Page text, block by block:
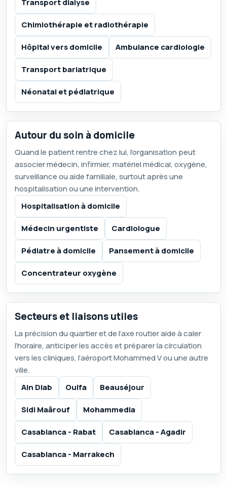
Transport dialyse
Chimiothérapie et radiothérapie
Hôpital vers domicile Ambulance cardiologie
Transport bariatrique
Néonatal et pédiatrique
Autour du soin à domicile
Quand le patient rentre chez lui, l’organisation peut
associer médecin, infirmier, matériel médical, oxygène,
surveillance ou aide familiale, surtout après une
hospitalisation ou une intervention.
Hospitalisation à domicile
Médecin urgentiste Cardiologue
Pédiatre à domicile Pansement à domicile
Concentrateur oxygène
Secteurs et liaisons utiles
La précision du quartier et de l’axe routier aide à caler
l’horaire, anticiper les accès et préparer la circulation
vers les cliniques, l’aéroport Mohammed V ou une autre
ville.
Ain Diab
Oulfa Beauséjour
Sidi Maârouf Mohammedia
Casablanca - Rabat Casablanca - Agadir
Casablanca - Marrakech